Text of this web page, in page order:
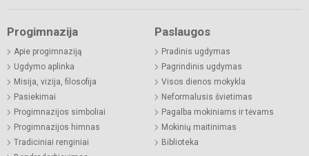
Progimnazija
Apie progimnaziją
Ugdymo aplinka
Misija, vizija, filosofija
Pasiekimai
Progimnazijos simboliai
Progimnazijos himnas
Tradiciniai renginiai
Paslaugos
Pradinis ugdymas
Pagrindinis ugdymas
Visos dienos mokykla
Neformalusis švietimas
Pagalba mokiniams ir tėvams
Mokinių maitinimas
Biblioteka